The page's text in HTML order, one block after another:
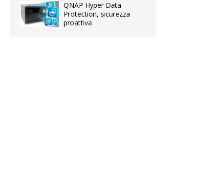
QNAP Hyper Data
Protection, sicurezza
proattiva